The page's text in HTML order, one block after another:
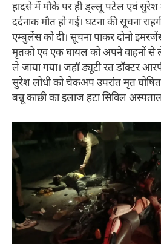
हादसे में मौके पर ही ड्ल्लू पटेल एवं सुरेश
दर्दनाक मौत हो गई। घटना की सूचना
एम्बुलेंस को दी। सूचना पाकर दोनो
मृतको एव एक घायल को अपने वाहनों से
ले जाया गया। जहाँ ड्यूटी रत डॉक्टर
सुरेश लोधी को चेकअप उपरांत मृत घोषित
बन्नू काछी का इलाज हटा सिविल